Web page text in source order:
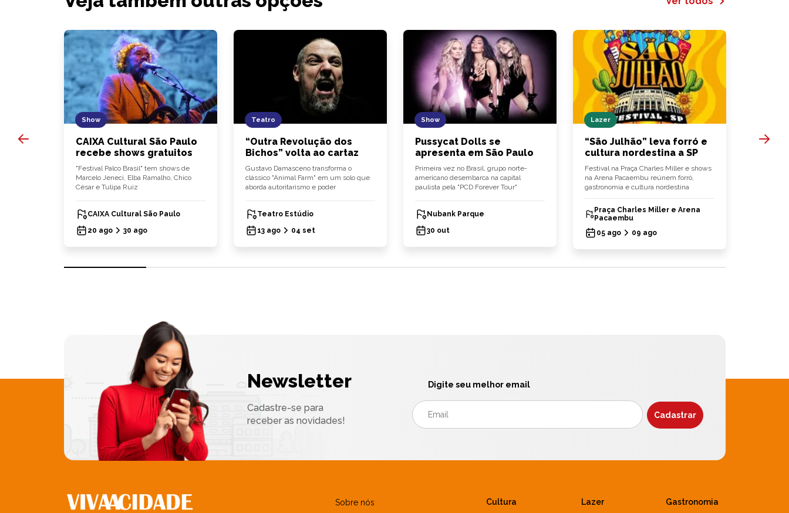
Show
CAIXA Cultural São Paulo
recebe shows gratuitos
"Festival Palco Brasil" tem shows de
Marcelo Jeneci, Elba Ramalho, Chico
César e Tulipa Ruiz
CAIXA Cultural São Paulo
20 ago
30 ago
Teatro
“Outra Revolução dos
Bichos” volta ao cartaz
Gustavo Damasceno transforma o
clássico "Animal Farm" em um solo que
aborda autoritarismo e poder
Teatro Estúdio
13 ago
04 set
Show
Pussycat Dolls se
apresenta em São Paulo
Primeira vez no Brasil, grupo norte-
americano desembarca na capital
paulista pela "PCD Forever Tour"
Nubank Parque
30 out
Lazer
“São Julhão” leva forró e
cultura nordestina a SP
Festival na Praça Charles Miller e shows
na Arena Pacaembu reúnem forró,
gastronomia e cultura nordestina
Praça Charles Miller e Arena
Pacaembu
05 ago
09 ago
Newsletter
Cadastre-se para
receber as novidades!
Digite seu melhor email
Sobre nós Cultura Lazer Gastronomia